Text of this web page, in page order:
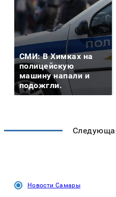
СМИ: В Химках на
полицейскую
машину напали и
подожгли.
Новости Самары